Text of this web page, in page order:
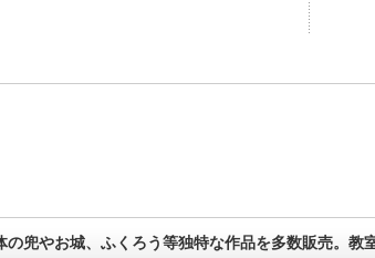
兜やお城、ふくろう等独特な作品を多数販売。